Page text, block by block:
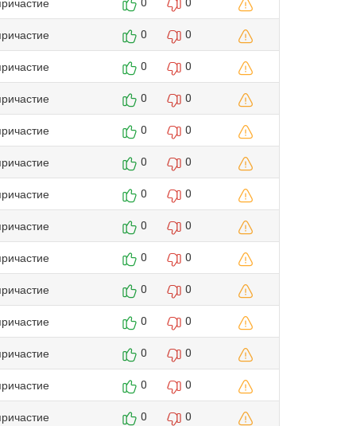
0 0
0 0
0 0
0 0
0 0
0 0
0 0
0 0
0 0
0 0
0 0
0 0
0 0